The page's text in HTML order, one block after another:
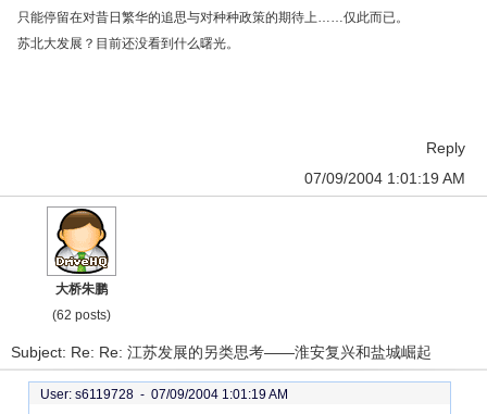
只能停留在对昔日繁华的追思与对种种政策的期待上……仅此而已。
苏北大发展？目前还没看到什么曙光。
Reply
07/09/2004 1:01:19 AM
大桥朱鹏
(62 posts)
Subject: Re: Re: 江苏发展的另类思考——淮安复兴和盐城崛起
User: s6119728 - 07/09/2004 1:01:19 AM